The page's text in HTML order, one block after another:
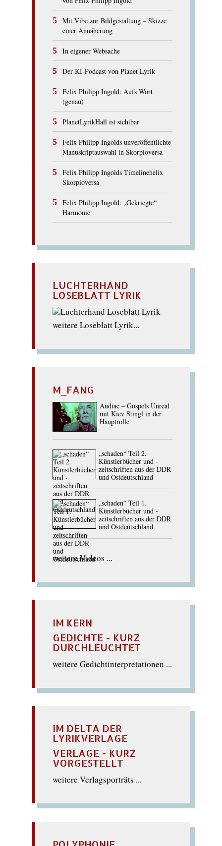
Mit Vibe zur Bildgestaltung – Skizze
einer Annäherung
In eigener Websache
Der KI-Podcast von Planet Lyrik
Felix Philipp Ingold: Aufs Wort
(genau)
PlanetLyrikHall ist sichtbar
Felix Philipp Ingolds unveröffentlichte
Manuskriptauswahl in Skorpioversa
Felix Philipp Ingolds Timelinehelix
Skorpioversa
Felix Philipp Ingold: „Gekriegte“
Harmonie
LUCHTERHAND
LOSEBLATT LYRIK
weitere Loseblatt Lyrik...
M_FANG
Audiac – Gospels Unreal
mit Kiev Stingl in der
Hauptrolle
„schaden“ Teil 2.
Künstlerbücher und -
zeitschriften aus der DDR
und Ostdeutschland
„schaden“ Teil 1.
Künstlerbücher und -
zeitschriften aus der DDR
und Ostdeutschland
weitere Videos ...
IM KERN
GEDICHTE - KURZ
DURCHLEUCHTET
weitere Gedichtinterpretationen ...
IM DELTA DER
LYRIKVERLAGE
VERLAGE - KURZ
VORGESTELLT
weitere Verlagsporträts ...